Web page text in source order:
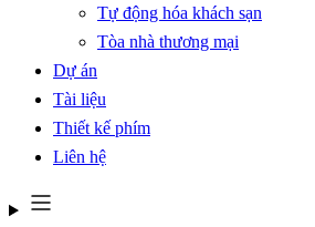
Tự động hóa khách sạn
Tòa nhà thương mại
Dự án
Tài liệu
Thiết kế phím
Liên hệ